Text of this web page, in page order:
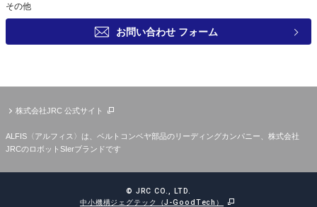
その他
お問い合わせ フォーム
株式会社JRC 公式サイト
ALFIS〈アルフィス〉は、ベルトコンベヤ部品のリーディングカンパニー、株式会社
JRCのロボットSIerブランドです
© JRC CO., LTD.
中小機構ジェグテック（J-GoodTech）